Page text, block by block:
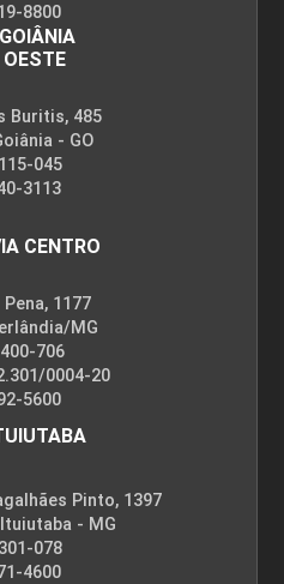
8800
Buritis, 485
- GO
045
3113
CENTRO
1177
MG
706
0004-20
5600
Pinto, 1397
- MG
078
4600